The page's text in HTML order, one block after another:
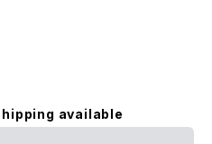
available